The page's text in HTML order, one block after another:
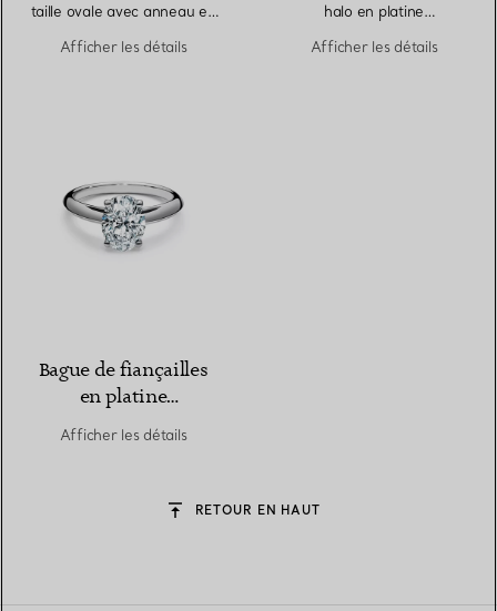
taille ovale avec anneau en
diamants
Afficher les détails
halo en platine
diamant jaune taille ovale
Afficher les détails
Bague de fiançailles
en platine
950 millièmes ornée
Afficher les détails
RETOUR EN HAUT